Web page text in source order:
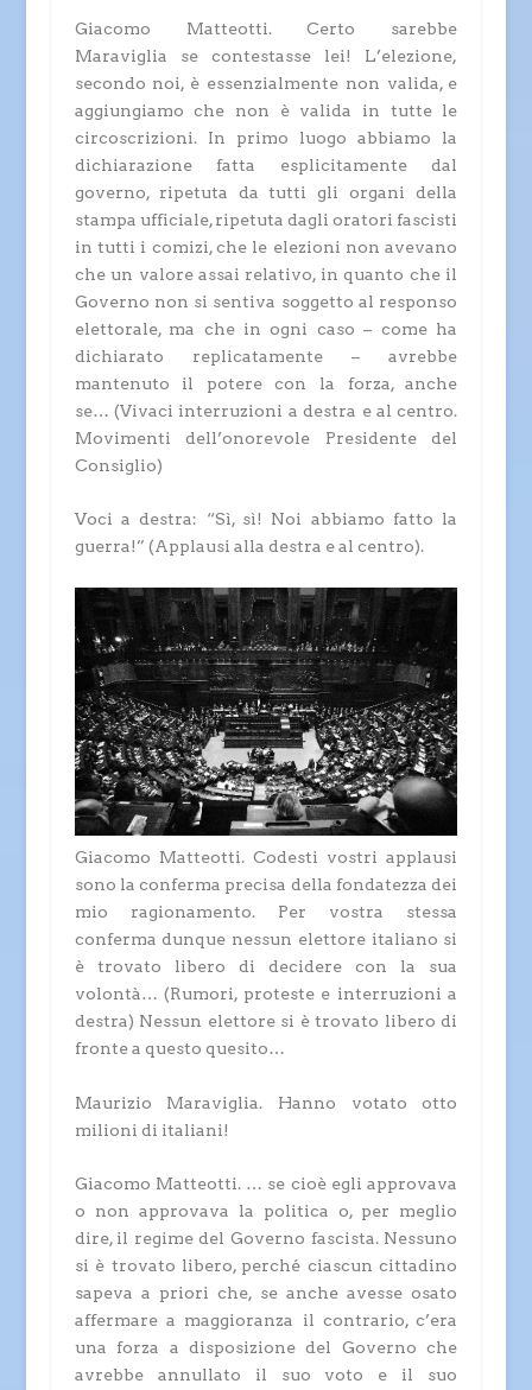
Giacomo Matteotti.Certo sarebbe
Maraviglia se contestasse lei! L’elezione,
secondo noi, è essenzialmente non valida, e
aggiungiamo che non è valida in tutte le
circoscrizioni. In primo luogo abbiamo la
dichiarazione fatta esplicitamente dal
governo, ripetuta da tutti gli organi della
stampa ufficiale, ripetuta dagli oratori fascisti
in tutti i comizi, che le elezioni non avevano
che un valore assai relativo, in quanto che il
Governo non si sentiva soggetto al responso
elettorale, ma che in ogni caso – come ha
dichiarato replicatamente – avrebbe
mantenuto il potere con la forza, anche
se… (Vivaci interruzioni a destra e al centro.
Movimenti dell’onorevole Presidente del
Consiglio)
Voci a destra: “Sì, sì! Noi abbiamo fatto la
guerra!” (Applausi alla destra e al centro).
Giacomo Matteotti.Codesti vostri applausi
sono la conferma precisa della fondatezza dei
mio ragionamento. Per vostra stessa
conferma dunque nessun elettore italiano si
è trovato libero di decidere con la sua
volontà…(Rumori, proteste e interruzioni a
destra) Nessun elettore si è trovato libero di
fronte a questo quesito…
Maurizio Maraviglia. Hanno votato otto
milioni di italiani!
Giacomo Matteotti.… se cioè egli approvava
o non approvava la politica o, per meglio
dire, il regime del Governo fascista. Nessuno
si è trovato libero, perché ciascun cittadino
sapeva a priori che, se anche avesse osato
affermare a maggioranza il contrario, c’era
una forza a disposizione del Governo che
avrebbe annullato il suo voto e il suo